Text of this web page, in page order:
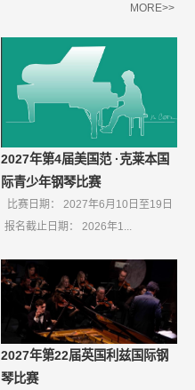
MORE>>
2027年第4届美国范 ·克莱本国
际青少年钢琴比赛
比赛日期： 2027年6月10日至19日
报名截止日期： 2026年1...
2027年第22届英国利兹国际钢
琴比赛